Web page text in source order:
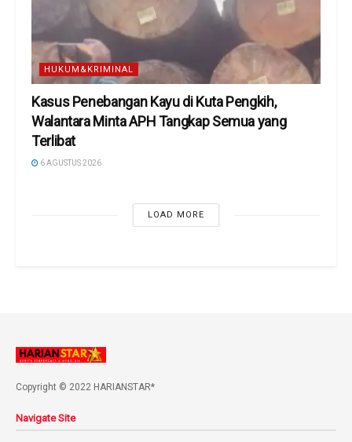
HUKUM&KRIMINAL
Kasus Penebangan Kayu di Kuta Pengkih,
Walantara Minta APH Tangkap Semua yang
Terlibat
6 AGUSTUS 2026
LOAD MORE
Copyright © 2022 HARIANSTAR*
Navigate Site